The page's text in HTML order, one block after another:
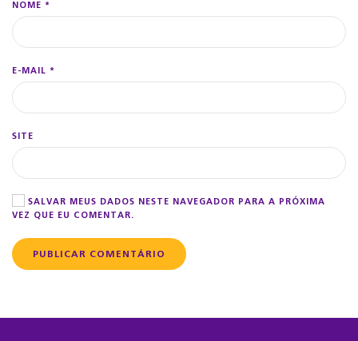
NOME *
E-MAIL *
SITE
SALVAR MEUS DADOS NESTE NAVEGADOR PARA A PRÓXIMA
VEZ QUE EU COMENTAR.
PUBLICAR COMENTÁRIO